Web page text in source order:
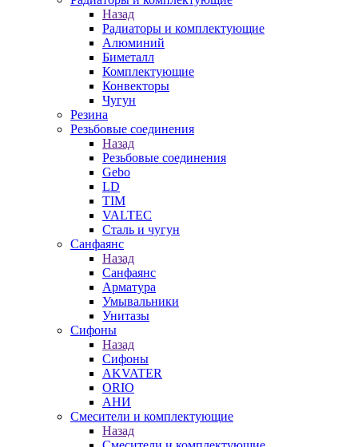
Назад
Радиаторы и комплектующие
Алюминий
Биметалл
Комплектующие
Конвекторы
Чугун
Резина
Резьбовые соединения
Назад
Резьбовые соединения
Gebo
LD
TIM
VALTEC
Сталь и чугун
Санфаянс
Назад
Санфаянс
Арматура
Умывальники
Унитазы
Сифоны
Назад
Сифоны
AKVATER
ORIO
АНИ
Смесители и комплектующие
Назад